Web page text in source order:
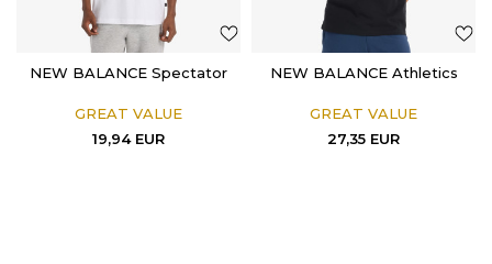
NEW BALANCE Spectator
GREAT VALUE
19,94 EUR
NEW BALANCE Athletics
GREAT VALUE
27,35 EUR